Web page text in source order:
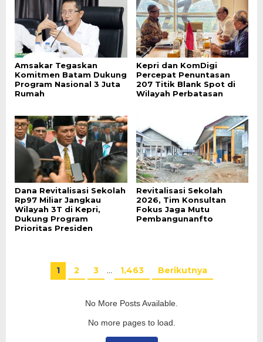
Amsakar Tegaskan
Komitmen Batam Dukung
Program Nasional 3 Juta
Rumah
Kepri dan KomDigi
Percepat Penuntasan
207 Titik Blank Spot di
Wilayah Perbatasan
Dana Revitalisasi Sekolah
Rp97 Miliar Jangkau
Wilayah 3T di Kepri,
Dukung Program
Prioritas Presiden
Revitalisasi Sekolah
2026, Tim Konsultan
Fokus Jaga Mutu
Pembangunanfto
1 2 3 … 1,463 Berikutnya
No More Posts Available.
No more pages to load.